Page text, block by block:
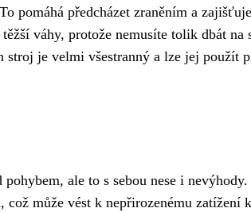
pomáhá předcházet zraněním a
váhy, protože nemusíte tolik dbát na
je velmi všestranný a lze jej použít
ale to s sebou nese i
může vést k nepřirozenému zatížení